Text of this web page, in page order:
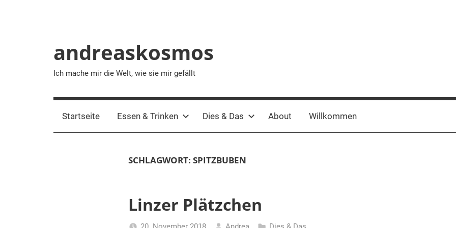
andreaskosmos
Ich mache mir die Welt, wie sie mir gefällt
Startseite Essen & Trinken Dies & Das About Willkommen
SCHLAGWORT: SPITZBUBEN
Linzer Plätzchen